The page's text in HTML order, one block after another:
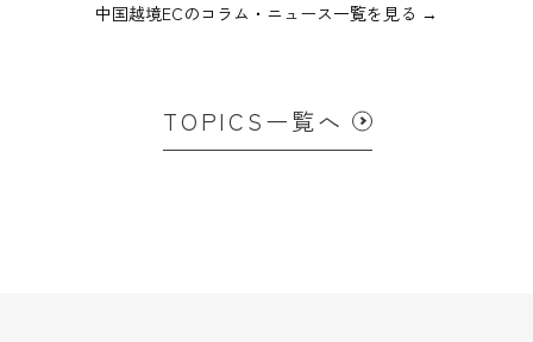
中国越境ECのコラム・ニュース一覧を見る →
TOPICS一覧へ